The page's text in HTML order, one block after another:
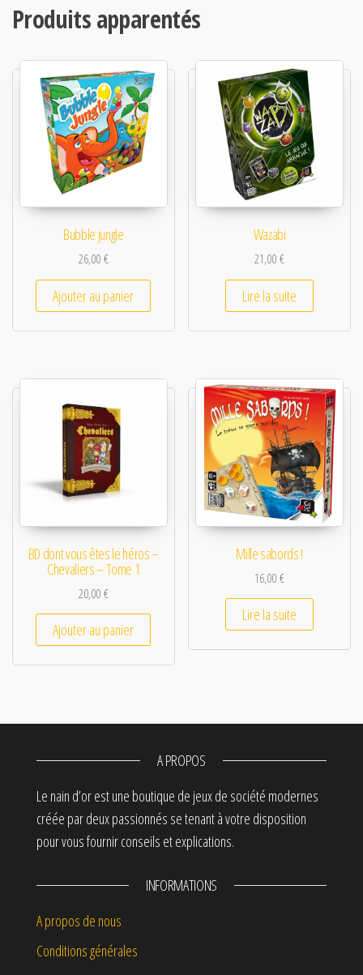
Produits apparentés
Bubble jungle
26,00€
Ajouter au panier
Wazabi
21,00€
Lire la suite
BD dont vous êtes le héros –
Chevaliers – Tome 1
20,00€
Ajouter au panier
Mille sabords !
16,00€
Lire la suite
A PROPOS
Le nain d’or est une boutique de jeux de société modernes
créée par deux passionnés se tenant à votre disposition
pour vous fournir conseils et explications.
INFORMATIONS
A propos de nous
Conditions générales